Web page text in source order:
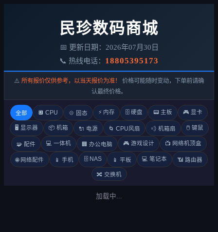
民珍数码商城
📅 更新日期：2026年07月30日
📞 热线电话： 18805395173
⚠️ 所有报价仅供参考，以当天报价为准！
价格可能随时变动，下单前请确
认最终价格。
全部 🔲 CPU 💠 固态 ⚡ 内存 🗄️ 硬盘 📟 主板 🎮 显卡
🖥️ 显示器 📦 机箱 🔌 电源 🌀 CPU风扇 💨 机箱扇 🖱️ 键鼠
🧩 配件 💻 一体机 🏢 办公电脑 🎮 游戏设计 📺 网络机顶盒
🌐 网络配件 📱 手机 🗄️ NAS 📱 平板 💻 笔记本 📶 路由器
🔀 交换机
加载中...